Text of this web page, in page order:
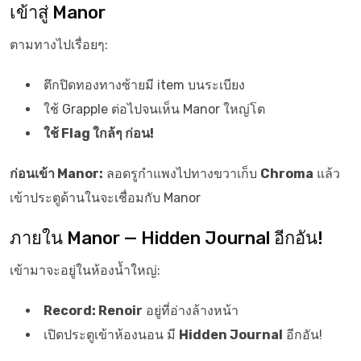
เข้าสู่ Manor
ตามทางไปเรื่อยๆ:
ตึกปิดทองทางซ้ายมี item บนระเบียง
ใช้ Grapple ต่อไปจนเห็น Manor ใหญ่โต
ใช้ Flag ใกล้ๆ ก่อน!
ก่อนเข้า Manor: ลอดรูกำแพงไปทางขวาเก็บ Chroma แล้ว
เข้าประตูด้านในจะเชื่อมกับ Manor
ภายใน Manor — Hidden Journal อีกอัน!
เข้ามาจะอยู่ในห้องน้ำใหญ่:
Record: Renoir อยู่ที่อ่างล้างหน้า
เปิดประตูเข้าห้องนอน มี Hidden Journal อีกอัน!